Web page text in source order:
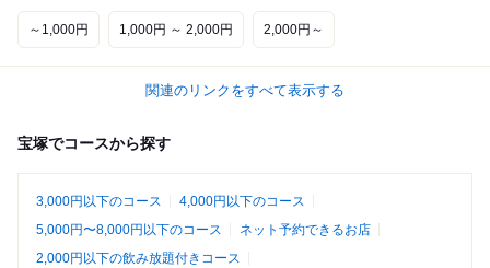
～1,000円 1,000円 ～ 2,000円 2,000円～
関連のリンクをすべて表示する
宝塚でコースから探す
3,000円以下のコース
4,000円以下のコース
5,000円〜8,000円以下のコース
ネット予約できるお店
2,000円以下の飲み放題付きコース